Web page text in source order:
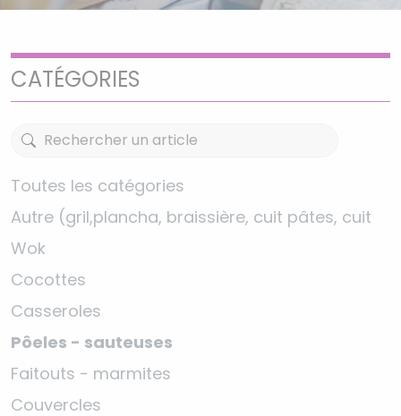
CATÉGORIES
Toutes les catégories
Autre (gril,plancha, braissière, cuit pâtes, cuit
Wok
Cocottes
Casseroles
Pôeles - sauteuses
Faitouts - marmites
Couvercles